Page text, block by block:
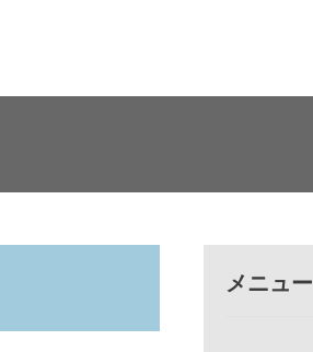
メニュー